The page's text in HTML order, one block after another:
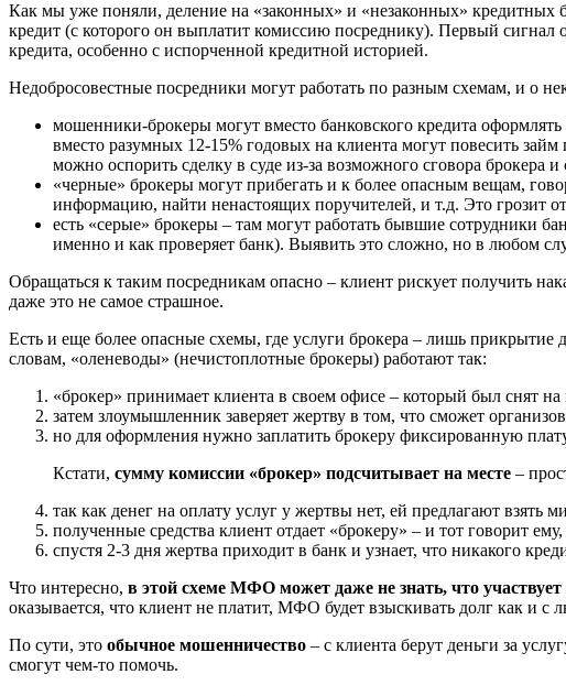
Как мы уже поняли, деление на «законных» и «незаконных» кредитных
кредит (с которого он выплатит комиссию посреднику). Первый сигнал
кредита, особенно с испорченной кредитной историей.
Недобросовестные посредники могут работать по разным схемам, и о
мошенники-брокеры могут вместо банковского кредита
вместо разумных 12-15% годовых на клиента могут повесить
можно оспорить сделку в суде из-за возможного сговора брокера
«черные» брокеры могут прибегать и к более опасным вещам,
информацию, найти ненастоящих поручителей, и т.д. Это грозит
есть «серые» брокеры – там могут работать бывшие сотрудники
именно и как проверяет банк). Выявить это сложно, но в любом
Обращаться к таким посредникам опасно – клиент рискует получить
даже это не самое страшное.
Есть и еще более опасные схемы, где услуги брокера – лишь прикрытие
словам, «оленеводы» (нечистоплотные брокеры) работают так:
«брокер» принимает клиента в своем офисе – который был снят
затем злоумышленник заверяет жертву в том, что сможет
но для оформления нужно заплатить брокеру фиксированную
Кстати, сумму комиссии «брокер» подсчитывает на месте –
так как денег на оплату услуг у жертвы нет, ей предлагают
полученные средства клиент отдает «брокеру» – и тот говорит
спустя 2-3 дня жертва приходит в банк и узнает, что никакого
Что интересно, в этой схеме МФО может даже не знать, что участвует
оказывается, что клиент не платит, МФО будет взыскивать долг как и с
По сути, это обычное мошенничество – с клиента берут деньги за
смогут чем-то помочь.